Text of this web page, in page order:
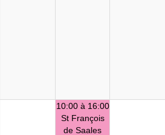
10:00 à 16:00
St François
de Saales